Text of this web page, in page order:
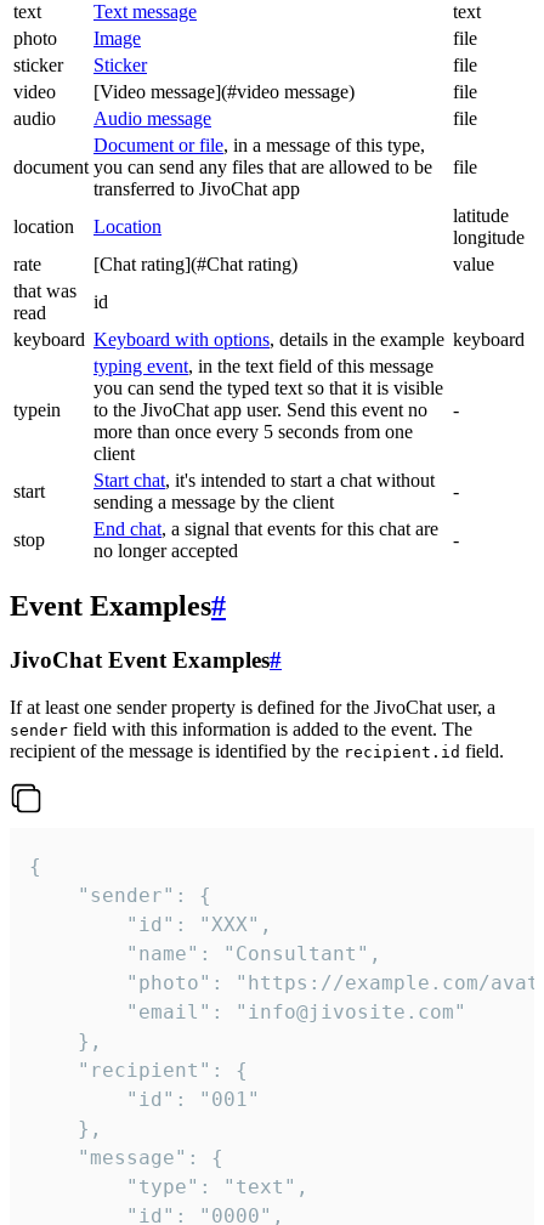
text
Text message
text
photo
Image
file
sticker
Sticker
file
video
[Video message](#video message)
file
audio
Audio message file
document
Document or file, in a message of this type,
you can send any files that are allowed to be
transferred to JivoChat app
file
location Location
latitude
longitude
rate
[Chat rating](#Chat rating)
value
that was
read
id
keyboard Keyboard with options, details in the example keyboard
typein
typing event, in the text field of this message
you can send the typed text so that it is visible
to the JivoChat app user. Send this event no
more than once every 5 seconds from one
client
-
start
Start chat, it's intended to start a chat without
sending a message by the client
-
stop
End chat, a signal that events for this chat are
no longer accepted
-
Event Examples#
JivoChat Event Examples#
If at least one sender property is defined for the JivoChat user, a
sender field with this information is added to the event. The
recipient of the message is identified by the recipient.id field.
{